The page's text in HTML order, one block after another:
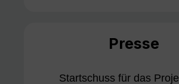
Presse
Startschuss für das